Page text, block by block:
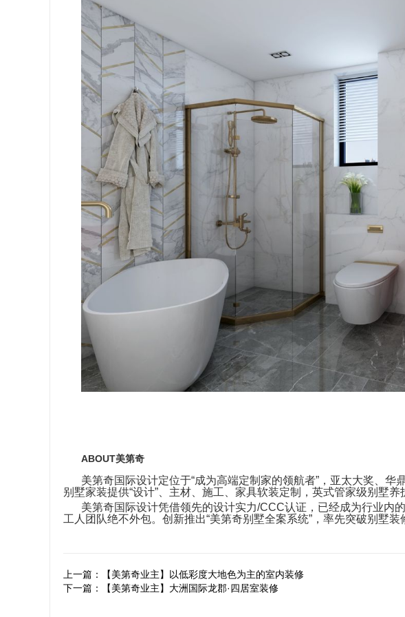
ABOUT美第奇
美第奇国际设计定位于“成为高端定制家的领航者”，亚太大奖、
别墅家装提供“设计”、主材、施工、家具软装定制，英式管家级别墅养
美第奇国际设计凭借领先的设计实力/CCC认证，已经成为行业内
工人团队绝不外包。创新推出“美第奇别墅全案系统”，率先突破别墅
上一篇：【美第奇业主】以低彩度大地色为主的室内装修
下一篇：【美第奇业主】大洲国际龙郡·四居室装修